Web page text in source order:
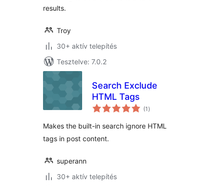
results.
Troy
30+ aktív telepítés
Tesztelve: 7.0.2
Search Exclude
HTML Tags
(1 értékelés
összesen
)
Makes the built-in search ignore HTML
tags in post content.
superann
30+ aktív telepítés